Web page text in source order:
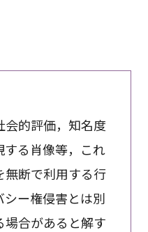
的評価，知名度
る肖像等，これ
無断で利用する行
ー権侵害とは別
合があると解す